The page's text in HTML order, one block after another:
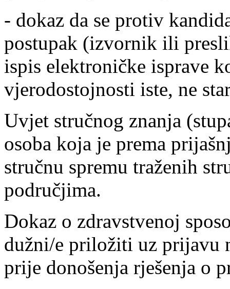
- dokaz da se protiv
postupak (izvornik ili
ispis elektroničke isprave
vjerodostojnosti iste, ne
Uvjet stručnog znanja
osoba koja je prema
stručnu spremu traženih
područjima.
Dokaz o zdravstvenoj
dužni/e priložiti uz prijavu
prije donošenja rješenja o